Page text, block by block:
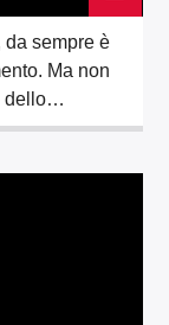
sempre è
Ma non
dello
musica, e in